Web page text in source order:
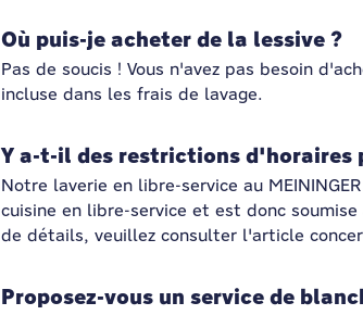
Où puis-je acheter de la lessive ?
Pas de soucis ! Vous n'avez pas besoin
incluse dans les frais de lavage.
Y a-t-il des restrictions
Notre laverie en libre-service au
cuisine en libre-service et est donc
de détails, veuillez consulter l'article
Proposez-vous un service de